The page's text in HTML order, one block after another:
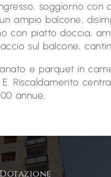
soggiorno con
ampio balcone,
con piatto doccia,
sul balcone,
e parquet in
Riscaldamento
annue.
Dotazione